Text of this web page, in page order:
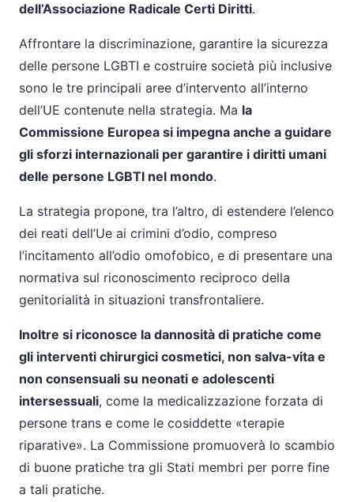
dell’Associazione Radicale Certi Diritti.
Affrontare la discriminazione, garantire la sicurezza
delle persone LGBTI e costruire società più inclusive
sono le tre principali aree d’intervento all’interno
dell’UE contenute nella strategia. Ma la
Commissione Europea si impegna anche a guidare
gli sforzi internazionali per garantire i diritti umani
delle persone LGBTI nel mondo.
La strategia propone, tra l’altro, di estendere l’elenco
dei reati dell’Ue ai crimini d’odio, compreso
l’incitamento all’odio omofobico, e di presentare una
normativa sul riconoscimento reciproco della
genitorialità in situazioni transfrontaliere.
Inoltre si riconosce la dannosità di pratiche come
gli interventi chirurgici cosmetici, non salva-vita e
non consensuali su neonati e adolescenti
intersessuali, come la medicalizzazione forzata di
persone trans e come le cosiddette «terapie
riparative». La Commissione promuoverà lo scambio
di buone pratiche tra gli Stati membri per porre fine
a tali pratiche.